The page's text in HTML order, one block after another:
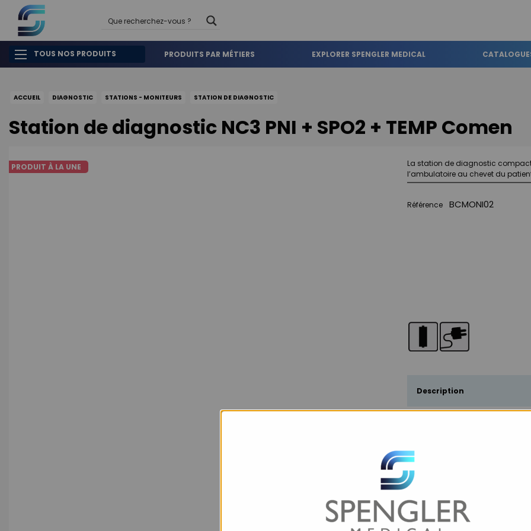
TOUS NOS PRODUITS PRODUITS PAR MÉTIERS EXPLORER SPENGLER MEDICAL
ACCUEIL DIAGNOSTIC STATIONS - MONITEURS STATION DE DIAGNOSTIC
Station de diagnostic NC3 PNI + SPO2 + TEMP Comen
PRODUIT À LA UNE
La station de diagnostic
l’ambulatoire au chevet du
Référence BCMONI02
Description
Téléchargements Images